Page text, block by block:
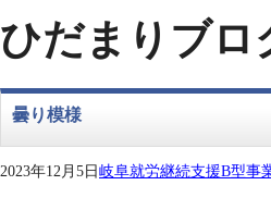
ひだまりブロ
曇り模様
2023年12月5日岐阜就労継続支援B型事